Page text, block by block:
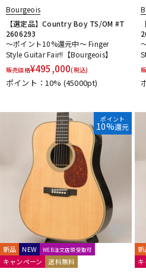
Bourgeois
【選定品】Country Boy TS/OM #T
2606293
～ポイント10%還元中～ Finger
Style Guitar Fair!!【Bourgeois】
販売価格¥495,000(税込)
ポイント：10% (45000pt)
ポイント
10%還元
新品 NEW WEB注文店頭受取可
キャンペーン 送料無料
新